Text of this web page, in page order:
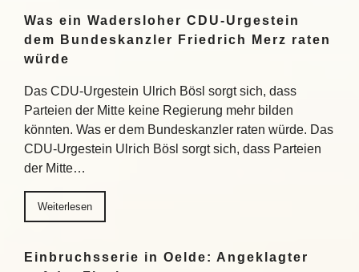
Was ein Wadersloher CDU-Urgestein
dem Bundeskanzler Friedrich Merz raten
würde
Das CDU-Urgestein Ulrich Bösl sorgt sich, dass
Parteien der Mitte keine Regierung mehr bilden
könnten. Was er dem Bundeskanzler raten würde. Das
CDU-Urgestein Ulrich Bösl sorgt sich, dass Parteien
der Mitte…
Weiterlesen
Einbruchsserie in Oelde: Angeklagter